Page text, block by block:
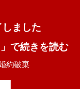
ました
で続きを読む
約破棄